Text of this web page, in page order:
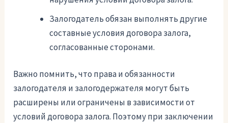
Залогодатель обязан выполнять другие
составные условия договора залога,
согласованные сторонами.
Важно помнить, что права и обязанности
залогодателя и залогодержателя могут быть
расширены или ограничены в зависимости от
условий договора залога. Поэтому при заключении